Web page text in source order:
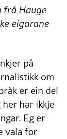
frå Hauge
eigarane
på
om
er ein del
har ikkje
Eg er
vala for